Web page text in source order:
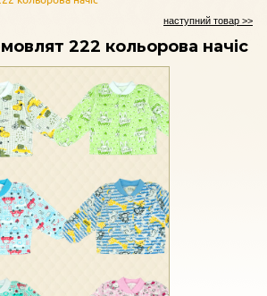
наступний товар >>
222 кольорова начіс